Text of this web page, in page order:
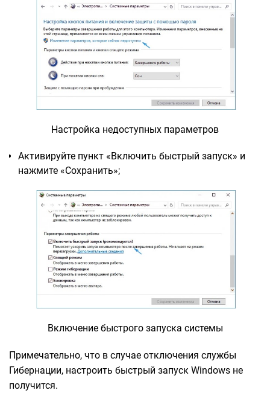
Настройка недоступных параметров
Активируйте пункт «Включить быстрый запуск» и
нажмите «Сохранить»;
Включение быстрого запуска системы
Примечательно, что в случае отключения службы
Гибернации, настроить быстрый запуск Windows не
получится.